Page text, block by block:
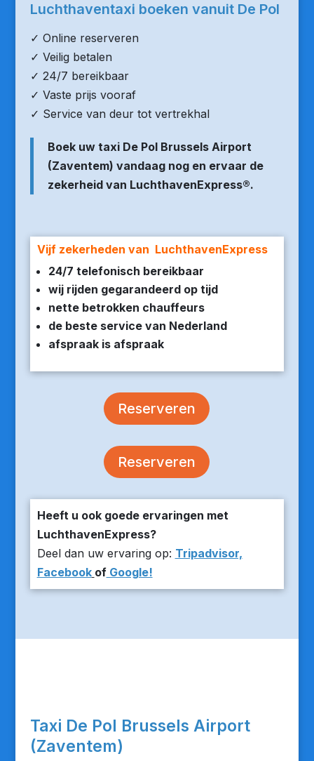
Luchthaventaxi boeken vanuit De Pol
✓ Online reserveren
✓ Veilig betalen
✓ 24/7 bereikbaar
✓ Vaste prijs vooraf
✓ Service van deur tot vertrekhal
Boek uw taxi De Pol Brussels Airport
(Zaventem) vandaag nog en ervaar de
zekerheid van LuchthavenExpress®.
Vijf zekerheden van LuchthavenExpress
24/7 telefonisch bereikbaar
wij rijden gegarandeerd op tijd
nette betrokken chauffeurs
de beste service van Nederland
afspraak is afspraak
Reserveren
Reserveren
Heeft u ook goede ervaringen met
LuchthavenExpress?
Deel dan uw ervaring op: Tripadvisor,
Facebook ofGoogle!
Taxi De Pol Brussels Airport
(Zaventem)